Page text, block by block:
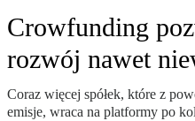
Crowfunding
rozwój nawet
Coraz więcej spółek, które z
emisje, wraca na platformy po